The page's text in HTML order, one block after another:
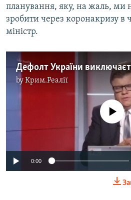
планування, яку, на жаль, ми
зробити через коронакризу в
міністр.
byКрим.Реалії
No media source
0:00